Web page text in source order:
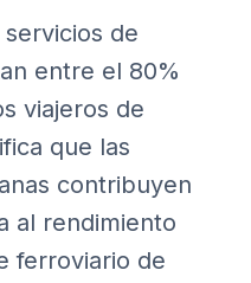
de
entre el 80%
viajeros de
que las
contribuyen
al rendimiento
ferroviario de